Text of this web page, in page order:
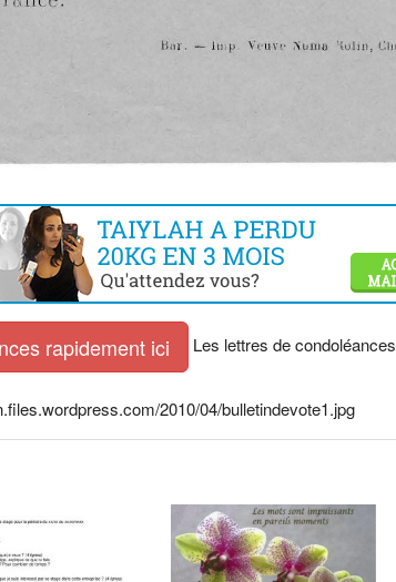
rapidement ici Les lettres de condoléances
2010/04/bulletindevote1.jpg